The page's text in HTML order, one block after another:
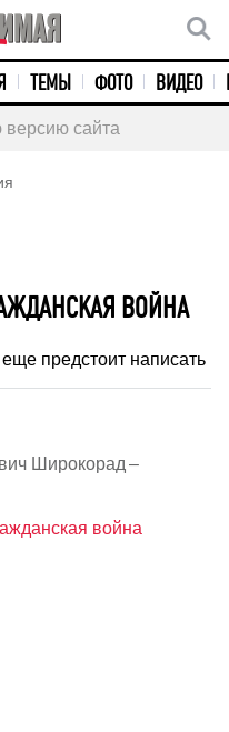
ТЕМЫ ФОТО ВИДЕО
версию сайта
ВОЙНА
предстоит написать
Широкорад –
война